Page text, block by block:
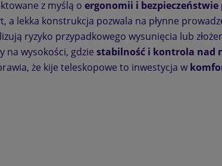
z myślą o ergonomii i bezpieczeństwie
lekka konstrukcja pozwala na płynne
ryzyko przypadkowego wysunięcia lub
na wysokości, gdzie stabilność i kontrola nad
że kije teleskopowe to inwestycja w